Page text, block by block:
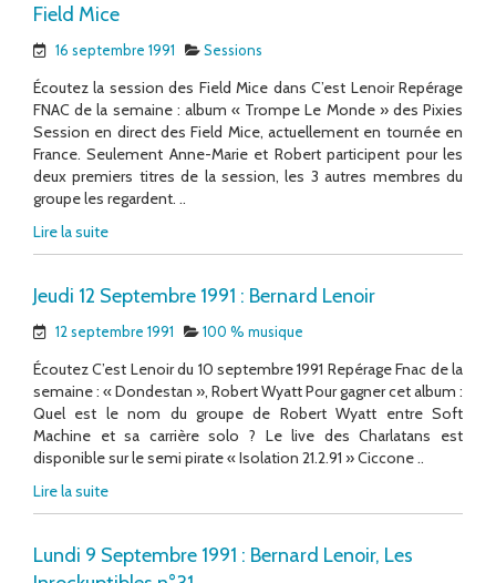
Field Mice
16 septembre 1991 Sessions
Écoutez la session des Field Mice dans C’est Lenoir Repérage
FNAC de la semaine : album « Trompe Le Monde » des Pixies
Session en direct des Field Mice, actuellement en tournée en
France. Seulement Anne-Marie et Robert participent pour les
deux premiers titres de la session, les 3 autres membres du
groupe les regardent. ..
Lire la suite
Jeudi 12 Septembre 1991 : Bernard Lenoir
12 septembre 1991 100 % musique
Écoutez C’est Lenoir du 10 septembre 1991 Repérage Fnac de la
semaine : « Dondestan », Robert Wyatt Pour gagner cet album :
Quel est le nom du groupe de Robert Wyatt entre Soft
Machine et sa carrière solo ? Le live des Charlatans est
disponible sur le semi pirate « Isolation 21.2.91 » Ciccone ..
Lire la suite
Lundi 9 Septembre 1991 : Bernard Lenoir, Les